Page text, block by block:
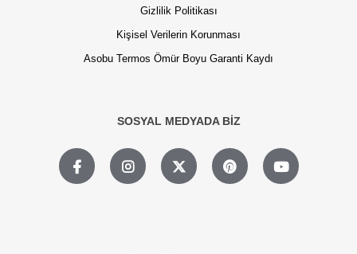
Gizlilik Politikası
Kişisel Verilerin Korunması
Asobu Termos Ömür Boyu Garanti Kaydı
SOSYAL MEDYADA BİZ